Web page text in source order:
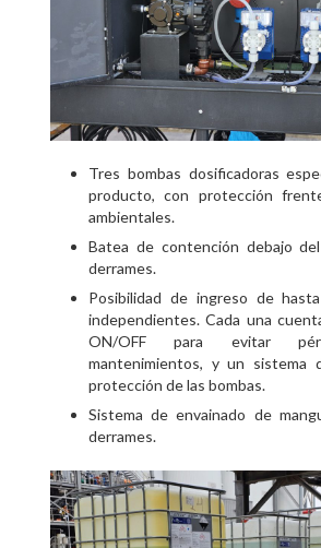
Tres bombas dosificadoras
producto, con protección
ambientales.
Batea de contención debajo
derrames.
Posibilidad de ingreso de
independientes. Cada una
ON/OFF para evitar
mantenimientos, y un sistema
protección de las bombas.
Sistema de envainado de
derrames.